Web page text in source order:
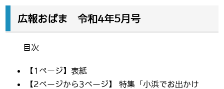
広報おばま 令和4年5月号
目次
【1ページ】表紙
【2ページから3ページ】 特集「小浜でお出かけ